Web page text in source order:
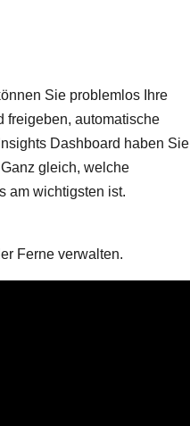
Sie problemlos Ihre
freigeben, automatische
Dashboard haben Sie
gleich, welche
am wichtigsten ist.
Ferne verwalten.